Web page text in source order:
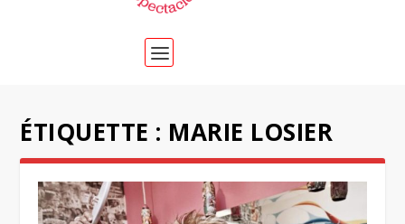
ÉTIQUETTE : MARIE LOSIER